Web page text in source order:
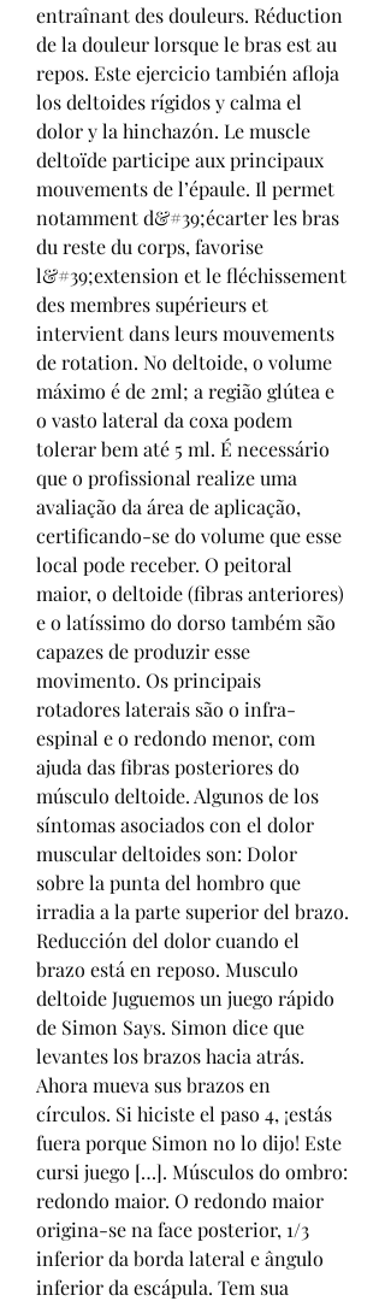
entraînant des douleurs. Réduction
de la douleur lorsque le bras est au
repos. Este ejercicio también afloja
los deltoides rígidos y calma el
dolor y la hinchazón. Le muscle
deltoïde participe aux principaux
mouvements de l’épaule. Il permet
notamment d&#39;écarter les bras
du reste du corps, favorise
l&#39;extension et le fléchissement
des membres supérieurs et
intervient dans leurs mouvements
de rotation. No deltoide, o volume
máximo é de 2ml; a região glútea e
o vasto lateral da coxa podem
tolerar bem até 5 ml. É necessário
que o profissional realize uma
avaliação da área de aplicação,
certificando-se do volume que esse
local pode receber. O peitoral
maior, o deltoide (fibras anteriores)
e o latíssimo do dorso também são
capazes de produzir esse
movimento. Os principais
rotadores laterais são o infra-
espinal e o redondo menor, com
ajuda das fibras posteriores do
músculo deltoide. Algunos de los
síntomas asociados con el dolor
muscular deltoides son: Dolor
sobre la punta del hombro que
irradia a la parte superior del brazo.
Reducción del dolor cuando el
brazo está en reposo. Musculo
deltoide Juguemos un juego rápido
de Simon Says. Simon dice que
levantes los brazos hacia atrás.
Ahora mueva sus brazos en
círculos. Si hiciste el paso 4, ¡estás
fuera porque Simon no lo dijo! Este
cursi juego […]. Músculos do ombro:
redondo maior. O redondo maior
origina-se na face posterior, 1/3
inferior da borda lateral e ângulo
inferior da escápula. Tem sua